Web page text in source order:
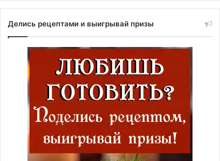
Делись рецептами и выигрывай призы